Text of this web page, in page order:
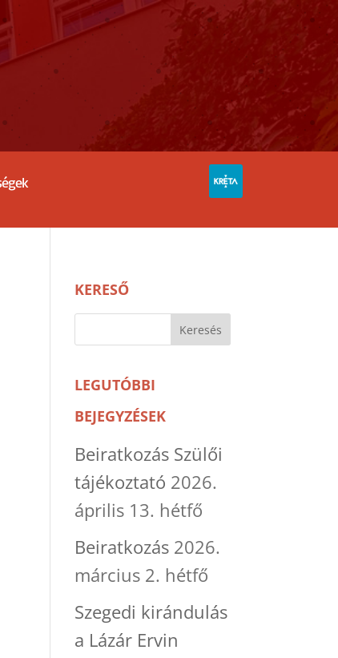
KERESŐ
LEGUTÓBBI
BEJEGYZÉSEK
Beiratkozás Szülői
tájékoztató 2026.
április 13. hétfő
Beiratkozás 2026.
március 2. hétfő
Szegedi kirándulás
a Lázár Ervin